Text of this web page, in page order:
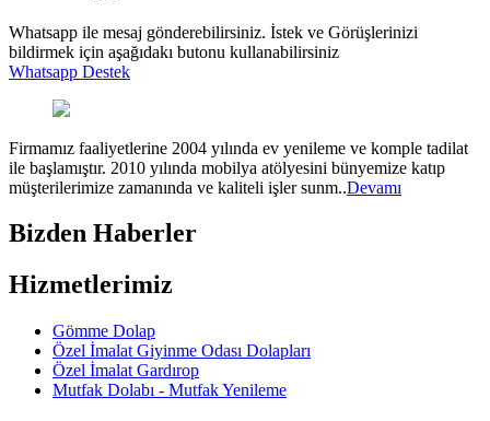
Whatsapp ile mesaj gönderebilirsiniz. İstek ve Görüşlerinizi
bildirmek için aşağıdakı butonu kullanabilirsiniz
Whatsapp Destek
Firmamız faaliyetlerine 2004 yılında ev yenileme ve komple tadilat
ile başlamıştır. 2010 yılında mobilya atölyesini bünyemize katıp
müşterilerimize zamanında ve kaliteli işler sunm..Devamı
Bizden Haberler
Hizmetlerimiz
Gömme Dolap
Özel İmalat Giyinme Odası Dolapları
Özel İmalat Gardırop
Mutfak Dolabı - Mutfak Yenileme